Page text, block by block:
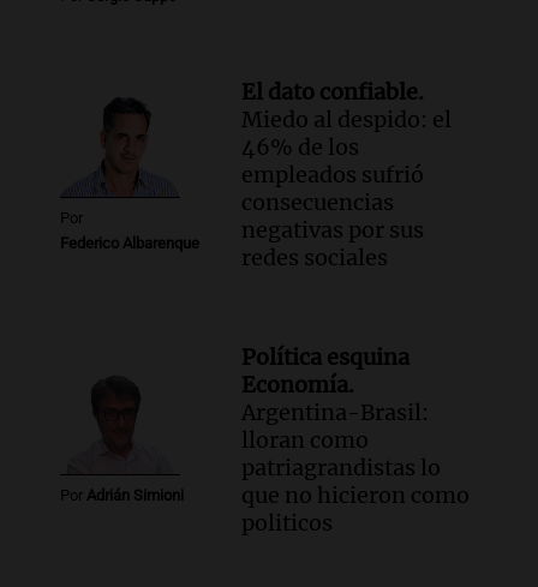
Audio.
El 80% de los ejecutivos espera
una mejora económica, pero modera
sus expectativas
Ahora país
Episodios
Audio.Walter Mazzanti en Cadena 3
Rosario: "Vamos a estar entre los
Por
Federico Albarenque
El dato confiable.
Miedo al despido: el
46% de los
empleados sufrió
consecuencias
negativas por sus
redes sociales
Por Adrián Simioni
Política esquina
Economía.
Argentina-Brasil:
lloran como
patriagrandistas lo
que no hicieron como
politicos